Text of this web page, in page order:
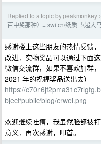
Replied to a topic by peakmonkey ›
百中奖那种）= switch/纸质书/超大
感谢楼上这些朋友的热情反馈
改进，实物奖品可以通过下面
微信交流群，如果不喜欢加群
2021 年的祝福奖品送出去）
https://
bject/public/blog/erwei.png
欢迎继续吐槽，我虽然脸都被
意义，再次感谢，叩首。